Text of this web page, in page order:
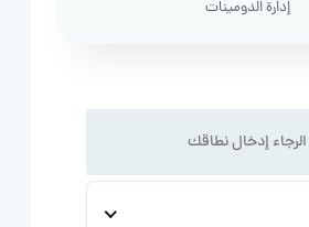
إدارة الدومينات